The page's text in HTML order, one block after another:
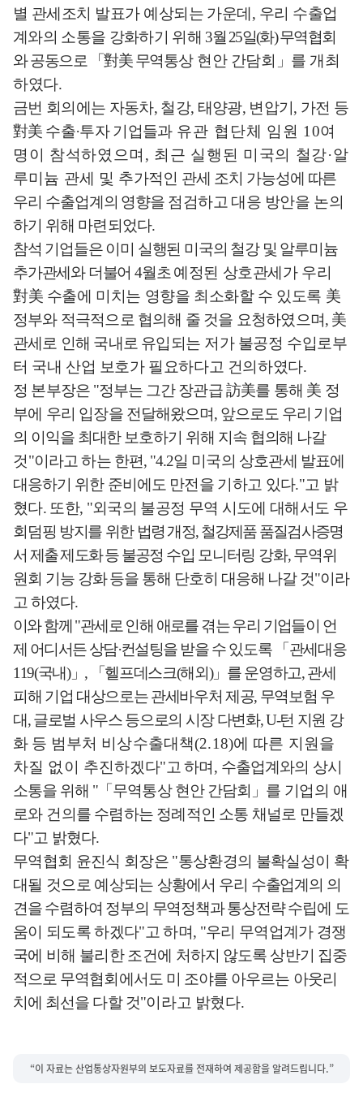
별 관세조치 발표가 예상되는 가운데 , 우리 수출업
계와의 소통을 강화하기 위해 3월25일(화)무역협회
와 공동으로
「對美무역통상 현안 간담회 」 를 개최
하였다.
금번 회의에는 자동차, 철강, 태양광, 변압기 , 가전 등
對美 수출·투자 기업들과 유관 협단체 임원 10여
명이 참석하였으며 , 최근 실행된 미국의 철강·알
루미늄 관세 및 추가적인 관세 조치 가능성에 따른
우리 수출업계의 영향을 점검하고 대응 방안을 논의
하기 위해 마련되었다.
참석 기업들은 이미 실행된 미국의 철강 및 알루미늄
추가관세와 더불어 4월초예정된 상호관세가 우리
對美 수출에 미치는 영향을 최소화할 수 있도록 美
정부와 적극적으로 협의해 줄 것을 요청하였으며, 美
관세로 인해 국내로 유입되 는 저가 불공정 수입로부
터 국내 산업 보호가 필요하다고 건의하였다.
정 본부장은 "정부는 그간 장관급訪美를 통해 美 정
부에 우리 입장을 전달해왔으며, 앞으로도 우리 기업
의 이익을 최대한 보호하기 위해 지속 협의해 나갈
것"이라고 하는 한편, "4.2일 미국의 상호관세 발표에
대응하기 위한 준비에도 만전을 기하고 있다."고 밝
혔다. 또한, "외국의 불공정 무역 시도에 대해서도 우
회 덤핑 방지를 위한 법령 개정,철강제품 품질검사증명
서 제출 제도화 등 불공정 수입 모니터링 강화,무역위
원회 기능 강화 등을 통해 단호히 대응해 나갈 것"이라
고 하였다.
이와 함께 "관세로 인해 애로를 겪는 우리 기업들이 언
제 어디서든 상담·컨설팅을 받을 수 있도록 「 관세대응
119(국내)」 , 「 헬프데스크(해외)」 를 운영하고,관세
피해 기업 대상으로는 관세바우처 제공, 무역보험 우
대,글로벌 사우스 등으로의 시장 다변화, U-턴 지원 강
화 등 범부처 비상수출대책(2.18)에 따른 지원을
차질 없이 추진하겠다"고하며 , 수출업계와의 상시
소통을 위해 " 「 무역통상 현안 간담회 」 를 기업의 애
로와 건의를 수렴하는 정례적인 소통 채널로 만들겠
다"고 밝혔다.
무역협회 윤진식 회장은 "통상환경의 불확실성이 확
대될 것으로 예상되는 상황에서 우리 수출업계의 의
견을 수렴하여 정부의 무역정책과 통상전략 수립에 도
움이 되도록 하겠다"고 하며, "우리 무역업계가 경쟁
국에 비해 불리한 조건에 처하지 않도록 상반기 집중
적으로 무역협회에서도 미 조야를 아우르는 아웃리
치에 최선을 다할 것"이라고 밝혔다.
“이 자료는 산업통상자원부의 보도자료를 전재하여 제공함을 알려드립니다.”